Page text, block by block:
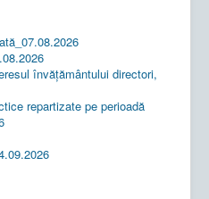
învățământului directori,
repartizate pe perioadă